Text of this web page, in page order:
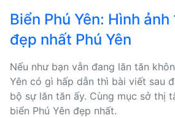
Biển Phú Yên: Hình
đẹp nhất Phú Yên
Nếu như bạn vẫn đang lăn tăn
Yên có gì hấp dẫn thì bài viết sau
bộ sự lăn tăn ấy. Cùng mục sở thị
biển Phú Yên đẹp nhất.